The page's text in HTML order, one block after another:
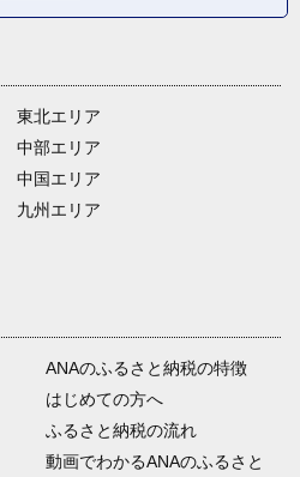
東北エリア
中部エリア
中国エリア
九州エリア
ANAのふるさと納税の特徴
はじめての方へ
ふるさと納税の流れ
動画でわかるANAのふるさと